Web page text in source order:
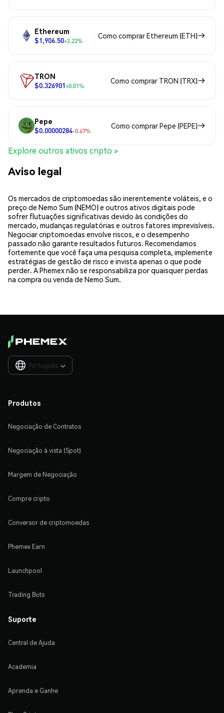
Ethereum
$1,906.50+2.22%
Como comprar Ethereum (ETH)
TRON
$0.326901+0.01%
Como comprar TRON (TRX)
Pepe
$0.00000284-0.47%
Como comprar Pepe (PEPE)
Explore outros ativos cripto >
Aviso legal
Os mercados de criptomoedas são inerentemente voláteis, e o
preço de Nemo Sum (NEMO) e outros ativos digitais pode
sofrer flutuações significativas devido às condições do
mercado, mudanças regulatórias e outros fatores imprevisíveis.
Negociar criptomoedas envolve riscos, e o desempenho
passado não garante resultados futuros. Recomendamos
fortemente que você faça uma pesquisa completa, implemente
estratégias de gestão de risco e invista apenas o que pode
perder. A Phemex não se responsabiliza por quaisquer perdas
na compra ou venda de Nemo Sum.
Português 
Produtos
Negociação de Contratos
Negociação à vista (Spot)
Margem de Negociação
Compre cripto
Conversor de criptomoedas
Phemex Earn
Launchpool
Trading Bots
Suporte
Central de Ajuda
Academia
Aprenda e Ganhe